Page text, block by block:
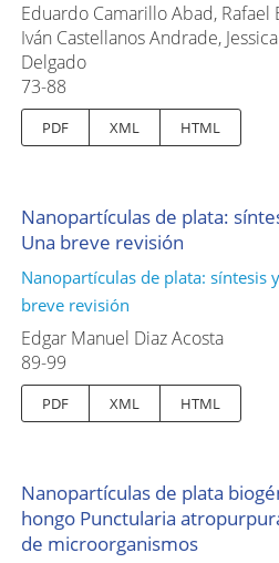
Eduardo Camarillo Abad, Rafael
Iván Castellanos Andrade,
Delgado
73-88
PDF XML HTML
Nanopartículas de plata:
Una breve revisión
Nanopartículas de plata: síntesis
breve revisión
Edgar Manuel Diaz Acosta
89-99
PDF XML HTML
Nanopartículas de plata
hongo Punctularia
de microorganismos